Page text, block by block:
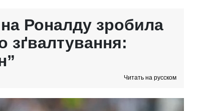
Роналду зробила
зґвалтування:
Читать на русском